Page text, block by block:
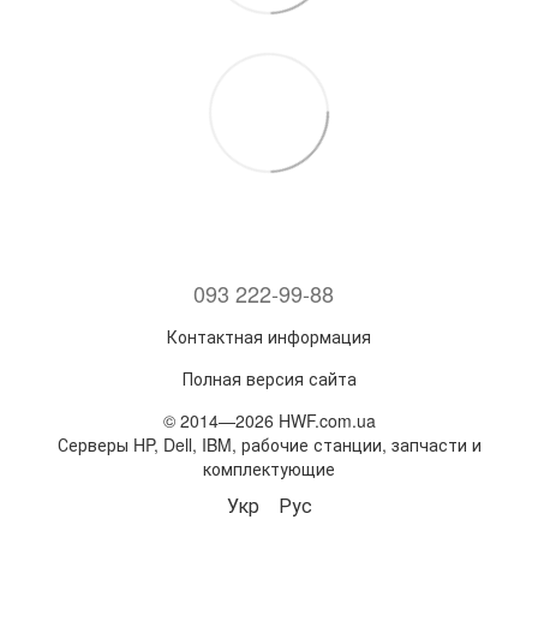
093 222-99-88
Контактная информация
Полная версия сайта
© 2014—2026 HWF.com.ua
Серверы HP, Dell, IBM, рабочие станции, запчасти и
комплектующие
Укр Рус